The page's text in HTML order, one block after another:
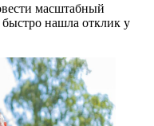
масштабный
нашла отклик у